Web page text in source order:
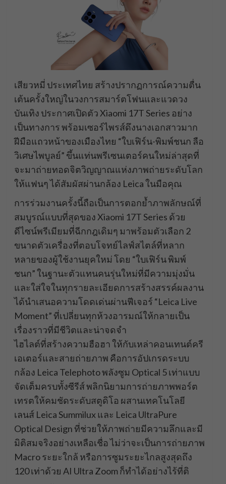
เสียวหมี่ ประเทศไทย สร้างปรากฏการณ์ความตื่น
เต้นครั้งใหญ่ในวงการสมาร์ตโฟนและแวดวง
บันเทิง ประกาศเปิดตัว Xiaomi 17T Series อย่าง
เป็นทางการ พร้อมเซอร์ไพรส์ดึงนางเอกสาวมาก
ฝีมือแถวหน้าของเมืองไทย “ใบเฟิร์น-พิมพ์ชนก ลือ
วิเศษไพบูลย์” ขึ้นแท่นพรีเซนเตอร์คนใหม่ล่าสุดที่
จะมาถ่ายทอดจิตวิญญาณแห่งภาพถ่ายระดับโลก
ให้แฟนๆ ได้สัมผัสผ่านกล้อง Leica ในมือคุณ
การร่วมงานครั้งนี้ถือเป็นการตอกย้ำภาพลักษณ์ที่
สมบูรณ์แบบที่สุดของ Xiaomi 17T Series ด้วย
ดีไซน์พรีเมียมที่ฉีกกฎเดิมๆ มาพร้อมตัวเลือก 2
ขนาดตัวเครื่องที่ตอบโจทย์ไลฟ์สไตล์ที่หลาก
หลายของผู้ใช้งานยุคใหม่ โดย “ใบเฟิร์น พิมพ์
ชนก” ในฐานะตัวแทนคนรุ่นใหม่ที่มีความมุ่งมั่น
และใส่ใจในทุกรายละเอียดการสร้างสรรค์ผลงาน
ได้นำเสนอความโดดเด่นผ่านฟีเจอร์ “Leica Live
Moment” ที่เปลี่ยนทุกห้วงอารมณ์ให้กลายเป็น
เรื่องราวที่มีชีวิตและน่าจดจำ
ไฮไลต์ที่สร้างความฮือฮา ให้กับเหล่าคอนเทนต์ครี
เอเตอร์และสายถ่ายภาพ คือการอัปเกรดระบบ
กล้อง Leica Telephoto พลังซูม Optical 5 เท่าแบบ
จัดเต็มครบทั้งซีรีส์ พลิกนิยามการถ่ายภาพพอร์ต
เทรตให้คมชัดระดับสตูดิโอ ผสานเทคโนโลยี
เลนส์ Leica Summilux และ Leica UltraPure
Optical Design ที่ช่วยให้ภาพถ่ายมีความลึกและมี
มิติสมจริงอย่างเหลือเชื่อ ไม่ว่าจะเป็นการถ่ายภาพ
Macro ระยะใกล้ หรือการซูมระยะไกลสูงสุดถึง
120 เท่าด้วย AI Ultra Zoom ก็ทำได้อย่างไร้ที่ติ